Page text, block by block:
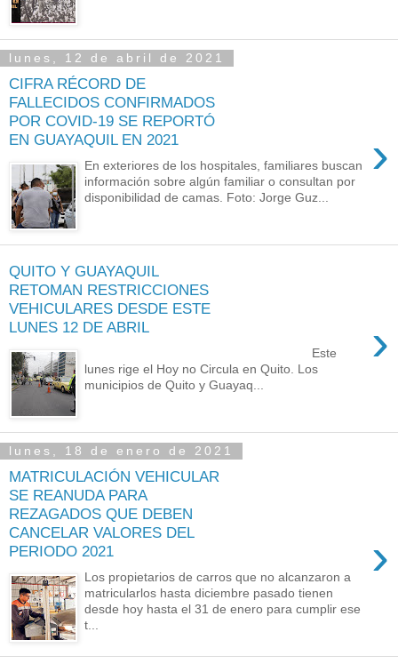
lunes, 12 de abril de 2021
CIFRA RÉCORD DE
FALLECIDOS CONFIRMADOS
POR COVID-19 SE REPORTÓ
EN GUAYAQUIL EN 2021
›
En exteriores de los hospitales, familiares buscan
información sobre algún familiar o consultan por
disponibilidad de camas. Foto: Jorge Guz...
QUITO Y GUAYAQUIL
RETOMAN RESTRICCIONES
VEHICULARES DESDE ESTE
LUNES 12 DE ABRIL
›
Este
lunes rige el Hoy no Circula en Quito. Los
municipios de Quito y Guayaq...
lunes, 18 de enero de 2021
MATRICULACIÓN VEHICULAR
SE REANUDA PARA
REZAGADOS QUE DEBEN
CANCELAR VALORES DEL
PERIODO 2021
›
Los propietarios de carros que no alcanzaron a
matricularlos hasta diciembre pasado tienen
desde hoy hasta el 31 de enero para cumplir ese
t...